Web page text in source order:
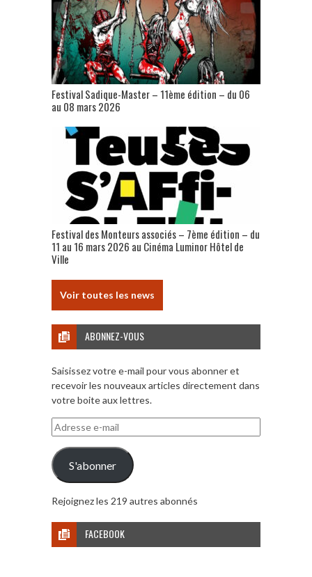
Festival Sadique-Master – 11ème édition – du 06
au 08 mars 2026
Festival des Monteurs associés – 7ème édition – du
11 au 16 mars 2026 au Cinéma Luminor Hôtel de
Ville
Voir toutes les news
ABONNEZ-VOUS
Saisissez votre e-mail pour vous abonner et
recevoir les nouveaux articles directement dans
votre boite aux lettres.
Adresse
e-
mail
S'abonner
Rejoignez les 219 autres abonnés
FACEBOOK